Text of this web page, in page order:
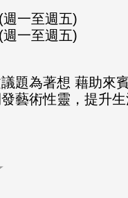
一至週五)
一至週五)
題為著想 藉助來
藝術性靈，提升